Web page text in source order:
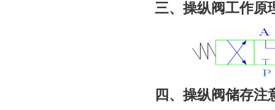
三、操纵阀工作原
四、操纵阀储存注